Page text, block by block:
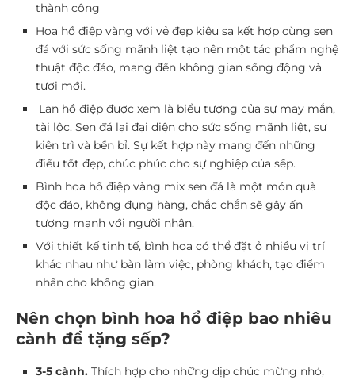
thành công
Hoa hồ điệp vàng với vẻ đẹp kiêu sa kết hợp cùng sen
đá với sức sống mãnh liệt tạo nên một tác phẩm nghệ
thuật độc đáo, mang đến không gian sống động và
tươi mới.
Lan hồ điệp được xem là biểu tượng của sự may mắn,
tài lộc. Sen đá lại đại diện cho sức sống mãnh liệt, sự
kiên trì và bền bỉ. Sự kết hợp này mang đến những
điều tốt đẹp, chúc phúc cho sự nghiệp của sếp.
Bình hoa hồ điệp vàng mix sen đá là một món quà
độc đáo, không đụng hàng, chắc chắn sẽ gây ấn
tượng mạnh với người nhận.
Với thiết kế tinh tế, bình hoa có thể đặt ở nhiều vị trí
khác nhau như bàn làm việc, phòng khách, tạo điểm
nhấn cho không gian.
Nên chọn bình hoa hồ điệp bao nhiêu
cành để tặng sếp?
3-5 cành. Thích hợp cho những dịp chúc mừng nhỏ,